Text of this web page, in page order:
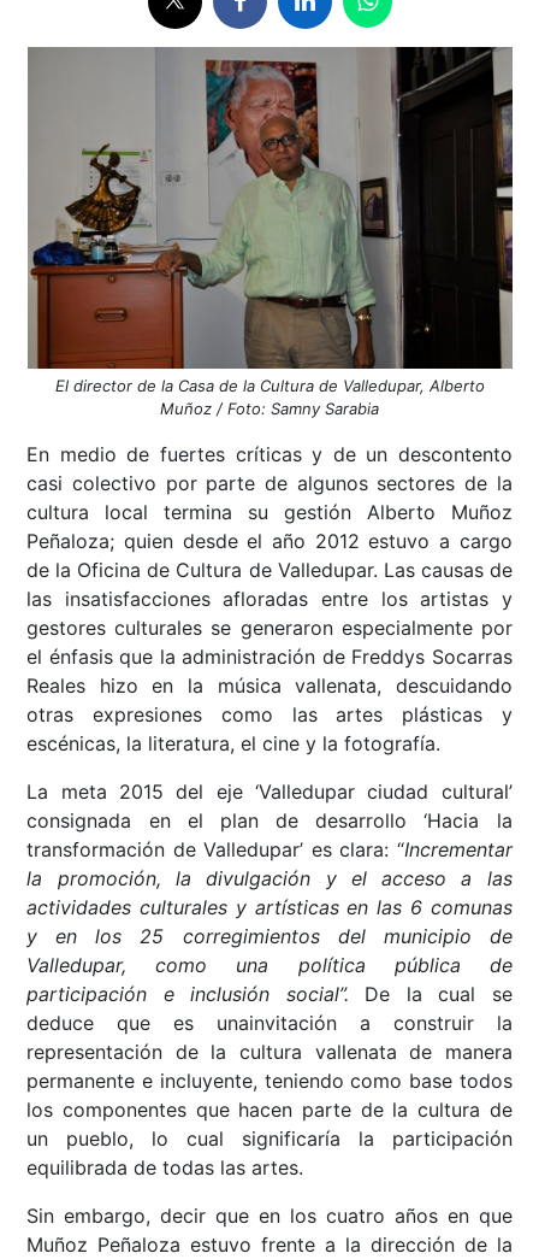
El director de la Casa de la Cultura de Valledupar, Alberto
Muñoz / Foto: Samny Sarabia
En medio de fuertes críticas y de un descontento
casi colectivo por parte de algunos sectores de la
cultura local termina su gestión Alberto Muñoz
Peñaloza; quien desde el año 2012 estuvo a cargo
de la Oficina de Cultura de Valledupar. Las causas de
las insatisfacciones afloradas entre los artistas y
gestores culturales se generaron especialmente por
el énfasis que la administración de Freddys Socarras
Reales hizo en la música vallenata, descuidando
otras expresiones como las artes plásticas y
escénicas, la literatura, el cine y la fotografía.
La meta 2015 del eje ‘Valledupar ciudad cultural’
consignada en el plan de desarrollo ‘Hacia la
transformación de Valledupar’ es clara: “Incrementar
la promoción, la divulgación y el acceso a las
actividades culturales y artísticas en las 6 comunas
y en los 25 corregimientos del municipio de
Valledupar, como una política pública de
participación e inclusión social”. De la cual se
deduce que es unainvitación a construir la
representación de la cultura vallenata de manera
permanente e incluyente, teniendo como base todos
los componentes que hacen parte de la cultura de
un pueblo, lo cual significaría la participación
equilibrada de todas las artes.
Sin embargo, decir que en los cuatro años en que
Muñoz Peñaloza estuvo frente a la dirección de la